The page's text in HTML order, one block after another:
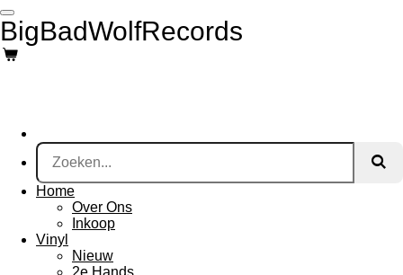
Ga
direct
naar
de
BigBadWolfRecords
Home
Over Ons
Inkoop
Vinyl
Nieuw
2e Hands